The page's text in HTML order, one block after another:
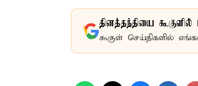
தினத்தந்தியை
கூகுள் செய்திகளில்